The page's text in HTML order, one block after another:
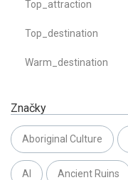
Top_attraction
Top_destination
Warm_destination
Značky
Aboriginal Culture
AI Ancient Ruins